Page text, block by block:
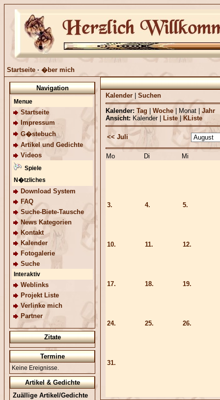
Startseite · �ber mich
Navigation
Menue
Startseite
Impressum
G�stebuch
Artikel und Gedichte
Videos
Spiele
N�tzliches
Download System
FAQ
Suche-Biete-Tausche
News Kategorien
Kontakt
Kalender
Fotogalerie
Suche
Interaktiv
Weblinks
Projekt Liste
Verlinke mich
Partner
Zitate
Termine
Keine Ereignisse.
Artikel & Gedichte
Zuällige Artikel/Gedichte
Kalender Suchen
Kalender: Tag Woche Monat
Jahr
Ansicht: Kalender| Liste KListe
<< Juli
Mo Di Mi
3. 4. 5.
10. 11. 12.
17. 18. 19.
24. 25. 26.
31.